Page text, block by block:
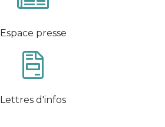
Espace presse
Lettres d'infos